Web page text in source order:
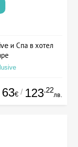
и Спа в хотел
63€ / 123.22
лв.